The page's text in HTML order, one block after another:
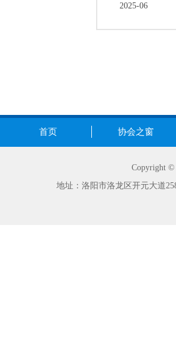
2025-06
首页 协会之窗
Copyright
地址：洛阳市洛龙区开元大道